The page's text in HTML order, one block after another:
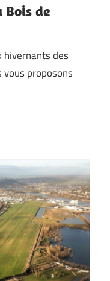
Bois de
hivernants des
vous proposons